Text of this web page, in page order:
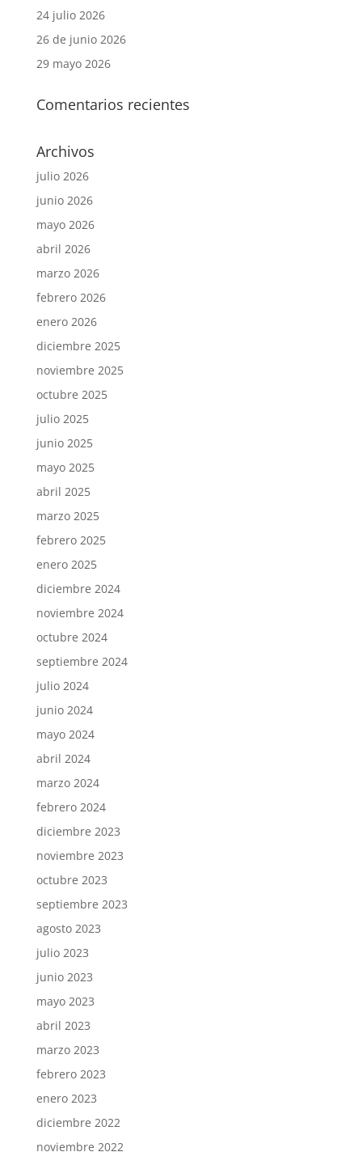
24 julio 2026
26 de junio 2026
29 mayo 2026
Comentarios recientes
Archivos
julio 2026
junio 2026
mayo 2026
abril 2026
marzo 2026
febrero 2026
enero 2026
diciembre 2025
noviembre 2025
octubre 2025
julio 2025
junio 2025
mayo 2025
abril 2025
marzo 2025
febrero 2025
enero 2025
diciembre 2024
noviembre 2024
octubre 2024
septiembre 2024
julio 2024
junio 2024
mayo 2024
abril 2024
marzo 2024
febrero 2024
diciembre 2023
noviembre 2023
octubre 2023
septiembre 2023
agosto 2023
julio 2023
junio 2023
mayo 2023
abril 2023
marzo 2023
febrero 2023
enero 2023
diciembre 2022
noviembre 2022